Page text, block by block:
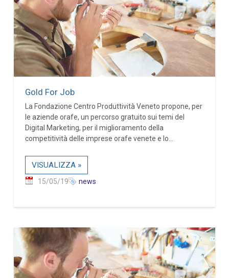
Gold For Job
La Fondazione Centro Produttività Veneto propone, per
le aziende orafe, un percorso gratuito sui temi del
Digital Marketing, per il miglioramento della
competitività delle imprese orafe venete e lo...
VISUALIZZA »
15/05/19 news